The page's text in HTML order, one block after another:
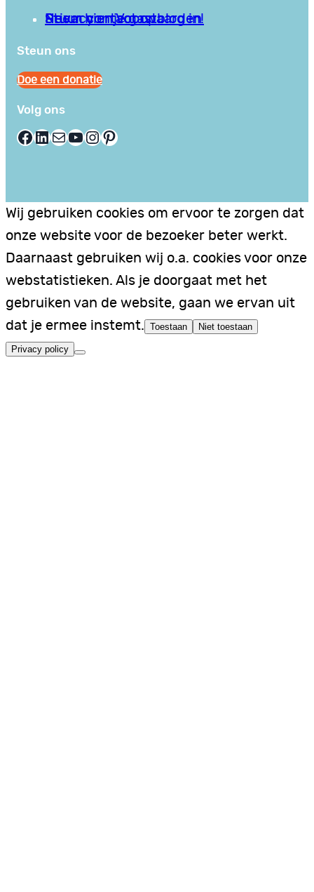
Privacy en Voorwaarden
Stuur hier je gastblog in!
Neem contact op
Steun ons
Doe een donatie
Volg ons
Facebook LinkedIn E-mail YouTube InstagramPinterest
Wij gebruiken cookies om ervoor te zorgen dat
onze website voor de bezoeker beter werkt.
Daarnaast gebruiken wij o.a. cookies voor onze
webstatistieken. Als je doorgaat met het
gebruiken van de website, gaan we ervan uit
dat je ermee instemt. Toestaan Niet toestaan
Privacy policy